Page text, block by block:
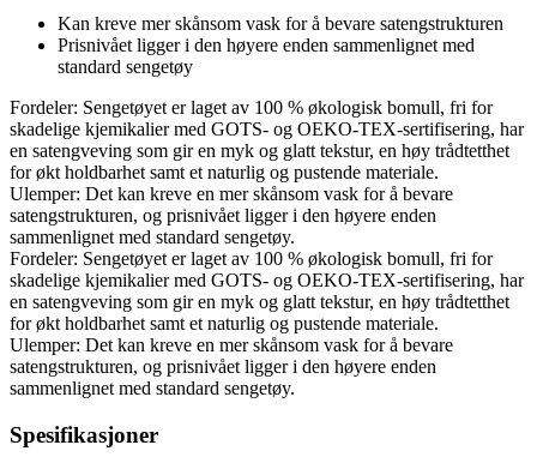
Kan kreve mer skånsom vask for å bevare satengstrukturen
Prisnivået ligger i den høyere enden sammenlignet med
standard sengetøy
Fordeler: Sengetøyet er laget av 100 % økologisk bomull, fri for
skadelige kjemikalier med GOTS- og OEKO-TEX-sertifisering, har
en satengveving som gir en myk og glatt tekstur, en høy trådtetthet
for økt holdbarhet samt et naturlig og pustende materiale.
Ulemper: Det kan kreve en mer skånsom vask for å bevare
satengstrukturen, og prisnivået ligger i den høyere enden
sammenlignet med standard sengetøy.
Fordeler: Sengetøyet er laget av 100 % økologisk bomull, fri for
skadelige kjemikalier med GOTS- og OEKO-TEX-sertifisering, har
en satengveving som gir en myk og glatt tekstur, en høy trådtetthet
for økt holdbarhet samt et naturlig og pustende materiale.
Ulemper: Det kan kreve en mer skånsom vask for å bevare
satengstrukturen, og prisnivået ligger i den høyere enden
sammenlignet med standard sengetøy.
Spesifikasjoner